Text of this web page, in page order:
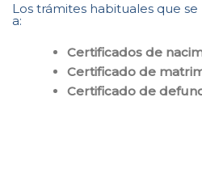
Los trámites habituales que
a:
Certificados de
Certificado de
Certificado de